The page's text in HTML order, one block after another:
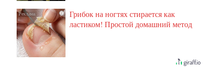
i
Грибок на ногтях стирается как
ластиком! Простой домашний метод